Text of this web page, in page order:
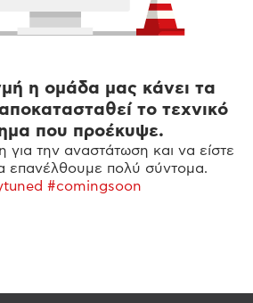
η ομάδα μας κάνει τα
το τεχνικό
που προέκυψε.
την αναστάτωση και να είστε
επανέλθουμε πολύ σύντομα.
#comingsoon